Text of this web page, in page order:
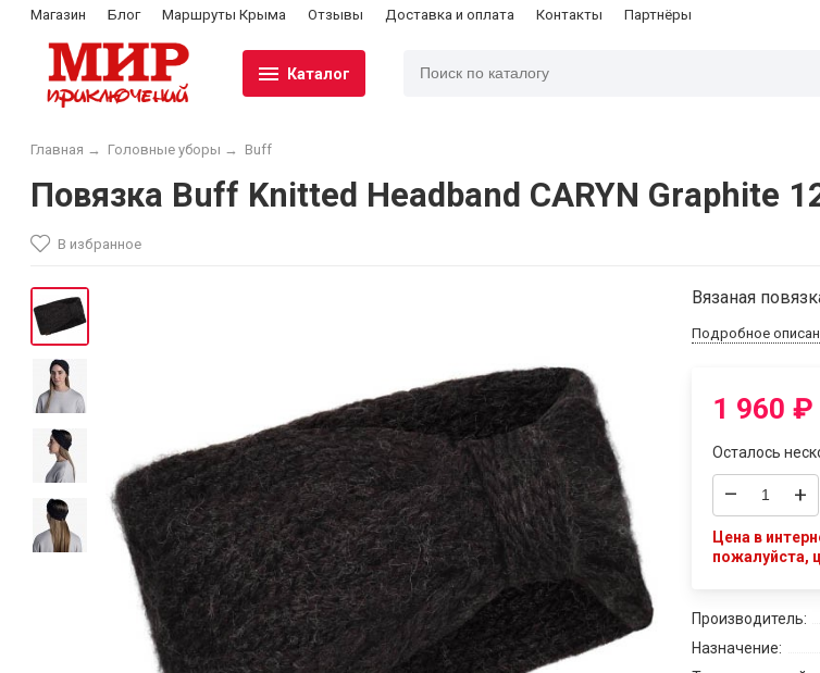
Магазин Блог Маршруты Крыма Отзывы Доставка и оплата Контакты Партнёры
Каталог
Главная → Головные уборы → Buff
Повязка Buff Knitted Headband CARYN Graphite
В избранное
Вязаная
Подробное
1 960₽
Осталось
– +
Цена в
пожалуйста,
Производитель:
Назначение: